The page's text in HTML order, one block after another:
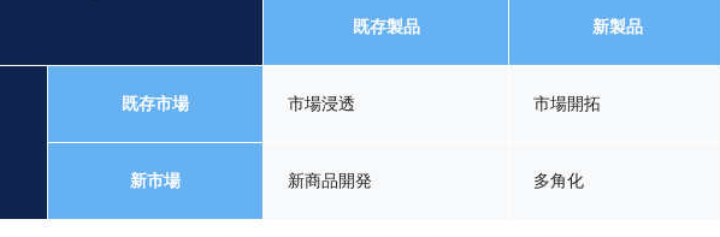
既存製品 新製品
既存市場 市場浸透 市場開拓
新市場 新商品開発 多角化